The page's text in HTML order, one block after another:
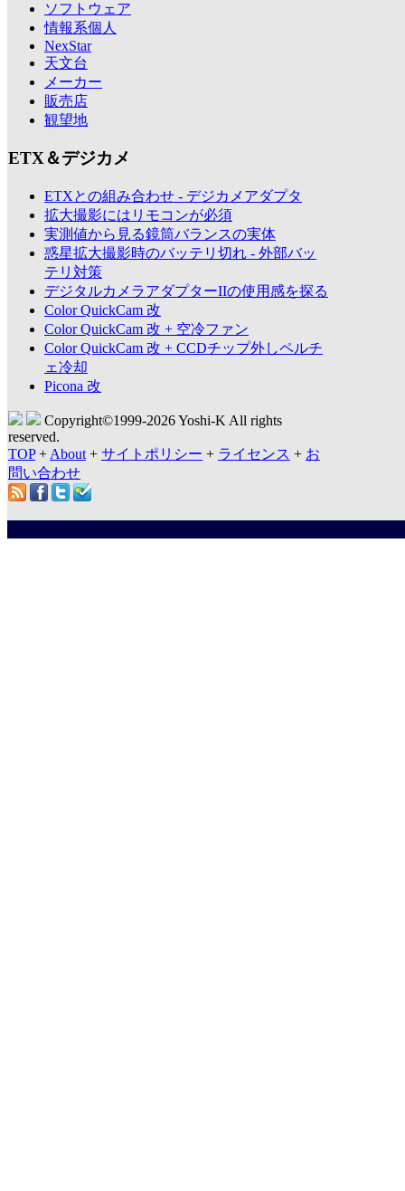
ソフトウェア
情報系個人
NexStar
天文台
メーカー
販売店
観望地
ETX＆デジカメ
ETXとの組み合わせ - デジカメアダプタ
拡大撮影にはリモコンが必須
実測値から見る鏡筒バランスの実体
惑星拡大撮影時のバッテリ切れ - 外部バッ
テリ対策
デジタルカメラアダプターIIの使用感を探る
Color QuickCam 改
Color QuickCam 改 + 空冷ファン
Color QuickCam 改 + CCDチップ外しペルチ
ェ冷却
Picona 改
Copyright©1999-2026 Yoshi-K All rights
reserved.
TOP+ About + サイトポリシー + ライセンス + お
問い合わせ